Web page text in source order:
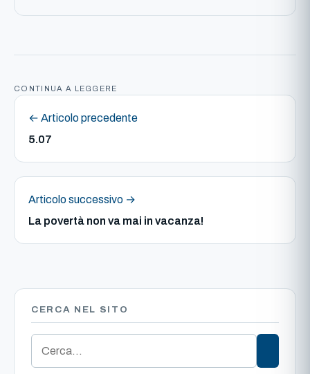
CONTINUA A LEGGERE
← Articolo precedente
5.07
Articolo successivo →
La povertà non va mai in vacanza!
CERCA NEL SITO